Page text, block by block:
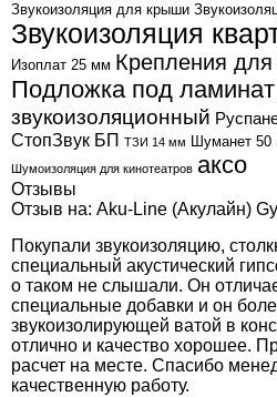
Звукоизоляция для крыши
Звукоизоляция
Изоплат 25 мм Крепления для
Подложка под ламинат
звукоизоляционный
СтопЗвук БП ТЗИ 14 мм Шуманет 50
Шумоизоляция для кинотеатров аксо
Отзывы
Отзыв на: Aku-Line (Акулайн)
Покупали звукоизоляцию,
специальный акустический
о таком не слышали. Он
специальные добавки и он
звукоизолирующей ватой в
отлично и качество хорошее.
расчет на месте. Спасибо
качественную работу.